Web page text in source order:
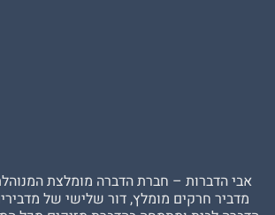
– חברת הדברה מומלצת המנוהלת ע"י
חרקים מומלץ, דור שלישי של מדבירים, המציע